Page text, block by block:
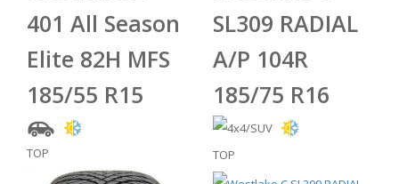
401 All Season
Elite 82H MFS
185/55 R15
TOP
SL309 RADIAL
A/P 104R
185/75 R16
TOP